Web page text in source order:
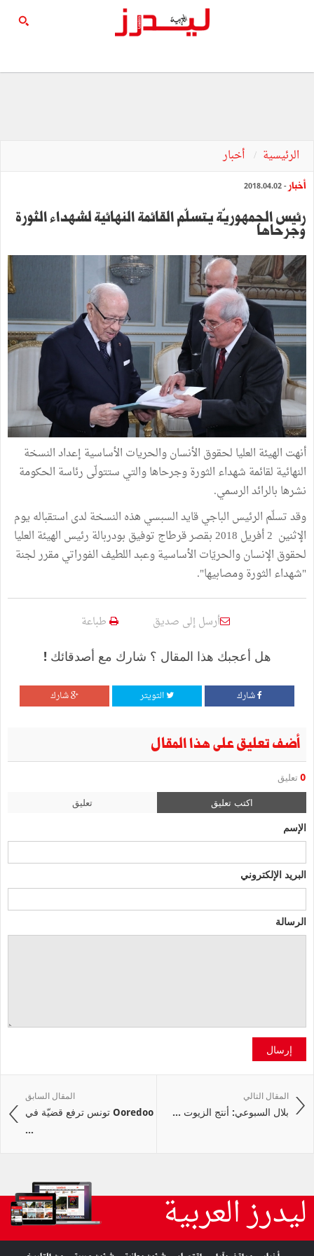
الرئيسية أخبار
أخبار - 2018.04.02
رئيس الجمهوريّة يتسلّم القائمة النهائية لشهداء الثورة
وجرحاها
أنهت الهيئة العليا لحقوق الأنسان والحريات الأساسية إعداد النسخة
النهائية لقائمة شهداء الثورة وجرحاها والتي ستتولّى رئاسة الحكومة
نشرها بالرائد الرسمي.
وقد تسلّم الرئيس الباجي قايد السبسي هذه النسخة لدى استقباله يوم
الإثنين 2 أفريل 2018 بقصر قرطاج توفيق بودربالة رئيس الهيئة العليا
لحقوق الإنسان والحريّات الأساسية وعبد اللطيف الفوراتي مقرر لجنة
"شهداء الثورة ومصابيها".
أرسل إلى صديق طباعة
هل أعجبك هذا المقال ؟ شارك مع أصدقائك !
شارك التويتر شارك
أضف تعليق على هذا المقال
0 تعليق
اكتب تعليق تعليق
الإسم
البريد الإلكتروني
الرسالة
إرسال
المقال السابق
Ooredoo تونس ترفع قضيّة في
...
المقال التالي
بلال السبوعي: أنتج الزيوت ...
ليدرز العربية